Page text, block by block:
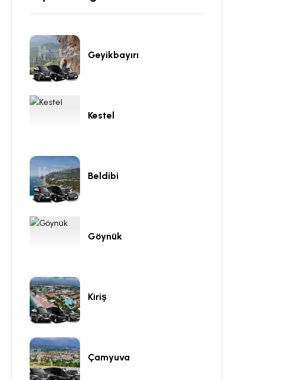
Geyikbayırı
Kestel
Beldibi
Göynük
Kiriş
Çamyuva